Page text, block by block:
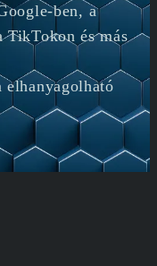
ben, a
TikTokon és más
elhanyagolható